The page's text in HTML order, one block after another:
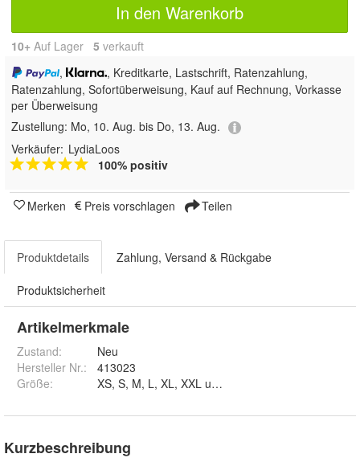
In den Warenkorb
10+ Auf Lager 5 verkauft
,
, Kreditkarte, Lastschrift, Ratenzahlung,
Ratenzahlung, Sofortüberweisung, Kauf auf Rechnung, Vorkasse
per Überweisung
Zustellung: Mo, 10. Aug. bis Do, 13. Aug.
Verkäufer: LydiaLoos
100% positiv
Merken Preis vorschlagen Teilen
Produktdetails Zahlung, Versand & Rückgabe
Produktsicherheit
Artikelmerkmale
Zustand:
Neu
Hersteller Nr.:
413023
Größe:
Kurzbeschreibung